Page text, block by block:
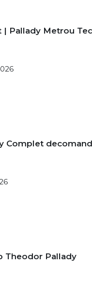
Pallady Metrou
Complet
Theodor Pallady